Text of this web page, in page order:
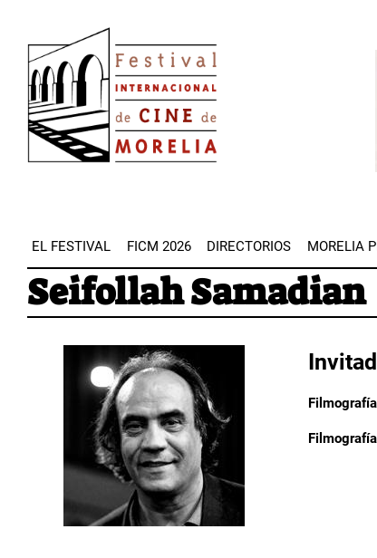
contenido
principal
EL FESTIVAL FICM 2026 DIRECTORIOS MORELIA
Seifollah Samadian